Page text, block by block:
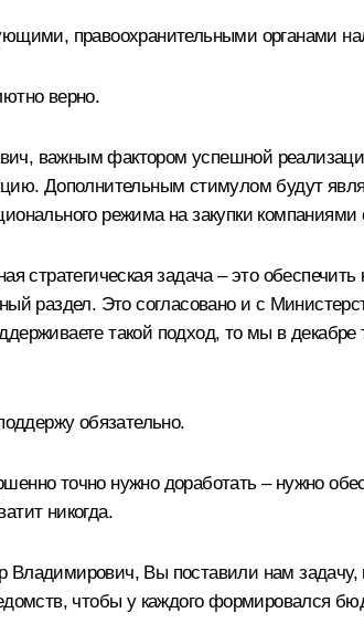
правоохранительными органами
верно.
важным фактором успешной
Дополнительным стимулом будут
режима на закупки
стратегическая задача – это
раздел. Это согласовано и с
такой подход, то мы в
обязательно.
точно нужно доработать – нужно
никогда.
Владимирович, Вы поставили нам задачу,
чтобы у каждого формировался